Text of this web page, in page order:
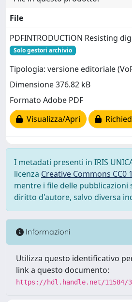
File
PDFINTRODUCTiON Resisting
Solo gestori archivio
Tipologia: versione editoriale
Dimensione 376.82 kB
Formato Adobe PDF
Visualizza/Apri
I metadati presenti in IRIS
licenza Creative Commons CC0
mentre i file delle pubblicazioni
diritto d'autore, salvo diversa
Informazioni
Utilizza questo identificativo
link a questo documento:
https://hdl.handle.net/11584/